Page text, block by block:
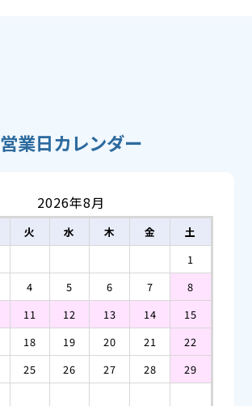
営業日カレンダー
2026年8月
火 水 木 金
土
1
4 5 6 7
8
11 12 13 14
15
18 19 20 21
22
25 26 27 28
29